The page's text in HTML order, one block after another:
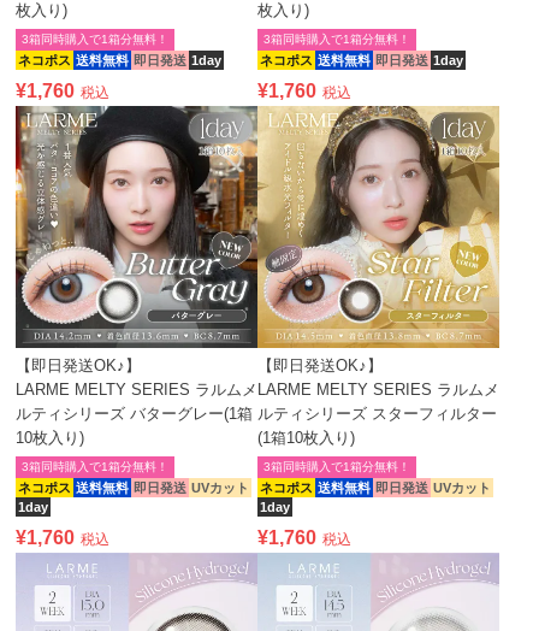
枚入り)
ネコポス 送料無料 即日発送 1day
3箱同時購入で1箱分無料！
¥1,760 税込
枚入り)
ネコポス 送料無料 即日発送 1day
3箱同時購入で1箱分無料！
¥1,760 税込
【即日発送OK♪】
LARME MELTY SERIES ラルムメ
ルティシリーズ バターグレー(1箱
10枚入り)
ネコポス 送料無料 即日発送 UVカット
1day
3箱同時購入で1箱分無料！
¥1,760 税込
【即日発送OK♪】
LARME MELTY SERIES ラルムメ
ルティシリーズ スターフィルター
(1箱10枚入り)
ネコポス 送料無料 即日発送 UVカット
1day
3箱同時購入で1箱分無料！
¥1,760 税込